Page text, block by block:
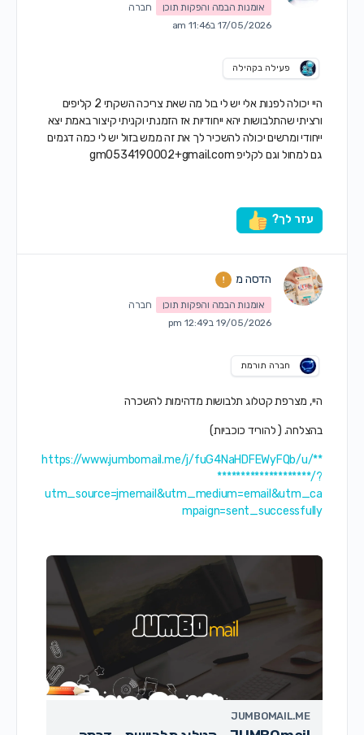
אומנות הבמה והפקות תוכן
חברה
17/05/2026 ב11:46 am
פעילה בקהילה
היי יכולה לפנות אלי יש לי בול מה שאת צריכה השקתי 2 קליפים
ורציתי שהתלבושות יהא ייחודיות אז הזמנתי וקניתי קיצור באמת יצא
ייחודי ומרשים יכולה להשכיר לך את זה ממש בזול יש לי כמה דגמים
גם למחול וגם לקליפgm0534190002+gmail.com
עזר לך?
הדסה מ
אומנות הבמה והפקות תוכן
חברה
19/05/2026 ב12:49 pm
חברה תורמת
היי, מצרפת קטלוג תלבושות מדהימות להשכרה
בהצלחה. ( להוריד כוכביות)
https://www.jumbomail.me/j/fuG4NaHDFEWyFQb/u/**
********************/?
utm_source=jmemail&utm_medium=email&utm_ca
mpaign=sent_successfully
JUMBOMAIL.ME